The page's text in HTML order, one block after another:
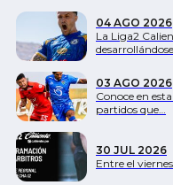
04 AGO 2026
La Liga2
03 AGO 2026
Conoce en
partidos que…
30 JUL 2026
Entre el